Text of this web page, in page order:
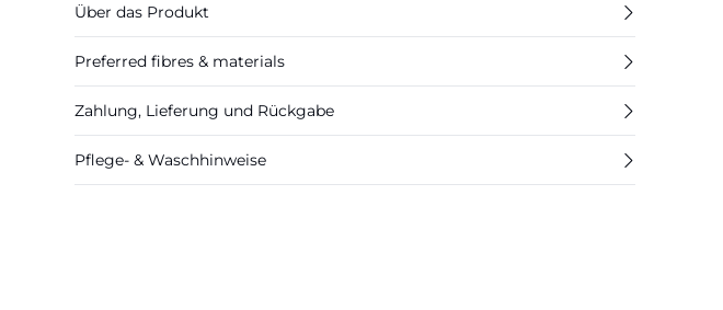
Über das Produkt
Preferred fibres & materials
Zahlung, Lieferung und Rückgabe
Pflege- & Waschhinweise